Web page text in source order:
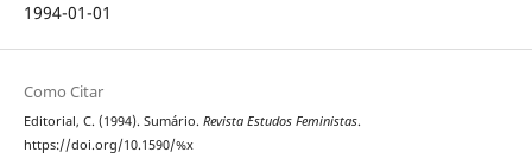
1994-01-01
Como Citar
Editorial, C. (1994). Sumário. Revista Estudos Feministas.
https://doi.org/10.1590/%x